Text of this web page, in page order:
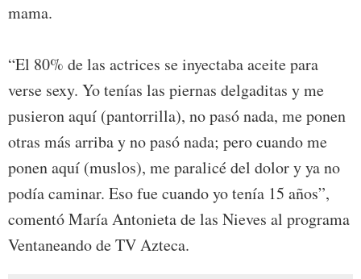
mama.
“El 80% de las actrices se inyectaba aceite para
verse sexy. Yo tenías las piernas delgaditas y me
pusieron aquí (pantorrilla), no pasó nada, me ponen
otras más arriba y no pasó nada; pero cuando me
ponen aquí (muslos), me paralicé del dolor y ya no
podía caminar. Eso fue cuando yo tenía 15 años”,
comentó María Antonieta de las Nieves al programa
Ventaneando de TV Azteca.